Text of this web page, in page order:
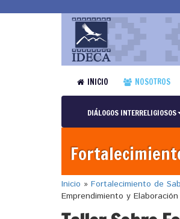
INICIO NOSOTROS
DIÁLOGOS INTERRELIGIOSOS
Inicio » Fortalecimiento de
Emprendimiento y